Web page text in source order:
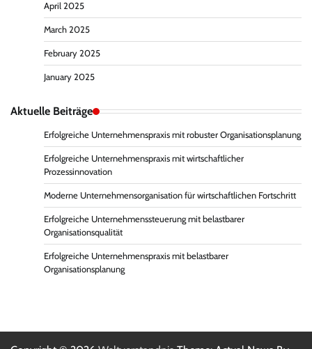
April 2025
March 2025
February 2025
January 2025
Aktuelle Beiträge
Erfolgreiche Unternehmenspraxis mit robuster Organisationsplanung
Erfolgreiche Unternehmenspraxis mit wirtschaftlicher
Prozessinnovation
Moderne Unternehmensorganisation für wirtschaftlichen Fortschritt
Erfolgreiche Unternehmenssteuerung mit belastbarer
Organisationsqualität
Erfolgreiche Unternehmenspraxis mit belastbarer
Organisationsplanung